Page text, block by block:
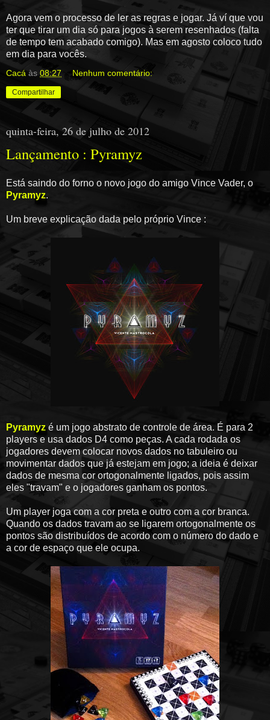
Agora vem o processo de ler as regras e jogar. Já ví que vou
ter que tirar um dia só para jogos à serem resenhados (falta
de tempo tem acabado comigo). Mas em agosto coloco tudo
em dia para vocês.
Cacá às 08:27 Nenhum comentário:
Compartilhar
quinta-feira, 26 de julho de 2012
Lançamento : Pyramyz
Está saindo do forno o novo jogo do amigo Vince Vader, o
Pyramyz.
Um breve explicação dada pelo próprio Vince :
Pyramyz é um jogo abstrato de controle de área. É para 2
players e usa dados D4 como peças. A cada rodada os
jogadores devem colocar novos dados no tabuleiro ou
movimentar dados que já estejam em jogo; a ideia é deixar
dados de mesma cor ortogonalmente ligados, pois assim
eles "travam" e o jogadores ganham os pontos.
Um player joga com a cor preta e outro com a cor branca.
Quando os dados travam ao se ligarem ortogonalmente os
pontos são distribuídos de acordo com o número do dado e
a cor de espaço que ele ocupa.